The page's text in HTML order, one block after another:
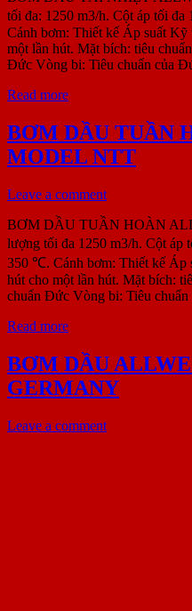
tối đa: 1250 m3/h. Cột áp tối
Cánh bơm: Thiết kế Áp suất Kỹ
một lần hút. Mặt bích: tiêu
Đức Vòng bi: Tiêu chuẩn
Read more
BƠM DẦU TUẦN
MODEL NTT
Leave a comment
BƠM DẦU TUẦN HOÀN
lượng tối đa 1250 m3/h. Cột
350 ℃. Cánh bơm: Thiết kế Áp
hút cho một lần hút. Mặt bích:
chuẩn Đức Vòng bi: Tiêu
Read more
BƠM DẦU
GERMANY
Leave a comment